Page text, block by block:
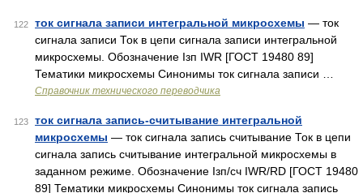
122 ток сигнала записи интегральной микросхемы — ток
сигнала записи Ток в цепи сигнала записи интегральной
микросхемы. Обозначение Iзп IWR [ГОСТ 19480 89]
Тематики микросхемы Синонимы ток сигнала записи …
Справочник технического переводчика
123
ток сигнала запись-считывание интегральной
микросхемы — ток сигнала запись считывание Ток в цепи
сигнала запись считывание интегральной микросхемы в
заданном режиме. Обозначение Iзп/сч IWR/RD [ГОСТ 19480
89] Тематики микросхемы Синонимы ток сигнала запись